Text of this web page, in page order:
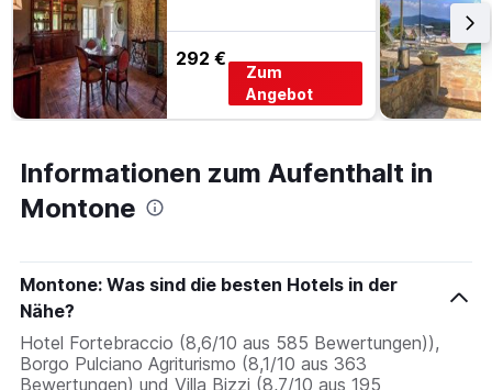
292 €
Zum
Angebot
Informationen zum Aufenthalt in
Montone
Montone: Was sind die besten Hotels in der
Nähe?
Hotel Fortebraccio (8,6/10 aus 585 Bewertungen)),
Borgo Pulciano Agriturismo (8,1/10 aus 363
Bewertungen) und Villa Bizzi (8,7/10 aus 195